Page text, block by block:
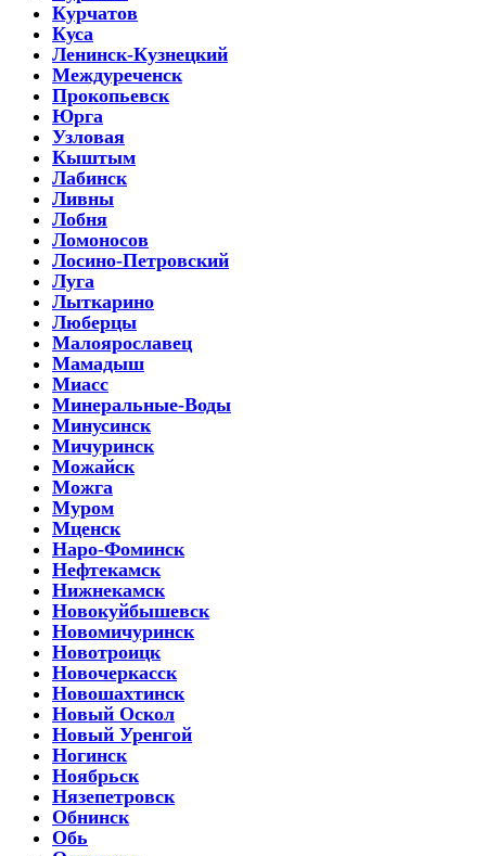
Курчатов
Куса
Ленинск-Кузнецкий
Междуреченск
Прокопьевск
Юрга
Узловая
Кыштым
Лабинск
Ливны
Лобня
Ломоносов
Лосино-Петровский
Луга
Лыткарино
Люберцы
Малоярославец
Мамадыш
Миасс
Минеральные-Воды
Минусинск
Мичуринск
Можайск
Можга
Муром
Мценск
Наро-Фоминск
Нефтекамск
Нижнекамск
Новокуйбышевск
Новомичуринск
Новотроицк
Новочеркасск
Новошахтинск
Новый Оскол
Новый Уренгой
Ногинск
Ноябрьск
Нязепетровск
Обнинск
Обь